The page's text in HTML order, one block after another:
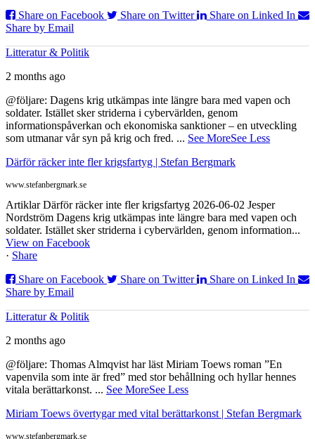
Share on Facebook
Share on Twitter
Share on Linked In
Share by Email
Litteratur & Politik
2 months ago
@följare: Dagens krig utkämpas inte längre bara med vapen och
soldater. Istället sker striderna i cybervärlden, genom
informationspåverkan och ekonomiska sanktioner – en utveckling
som utmanar vår syn på krig och fred. ... See MoreSee Less
Därför räcker inte fler krigsfartyg | Stefan Bergmark
www.stefanbergmark.se
Artiklar Därför räcker inte fler krigsfartyg 2026-06-02 Jesper
Nordström Dagens krig utkämpas inte längre bara med vapen och
soldater. Istället sker striderna i cybervärlden, genom information...
View on Facebook
· Share
Share on Facebook
Share on Twitter
Share on Linked In
Share by Email
Litteratur & Politik
2 months ago
@följare: Thomas Almqvist har läst Miriam Toews roman ”En
vapenvila som inte är fred” med stor behållning och hyllar hennes
vitala berättarkonst. ... See MoreSee Less
Miriam Toews övertygar med vital berättarkonst | Stefan Bergmark
www.stefanbergmark.se